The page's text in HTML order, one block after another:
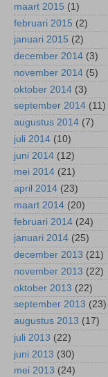
maart 2015 (1)
februari 2015 (2)
januari 2015 (2)
december 2014 (3)
november 2014 (5)
oktober 2014 (3)
september 2014 (11)
augustus 2014 (7)
juli 2014 (10)
juni 2014 (12)
mei 2014 (21)
april 2014 (23)
maart 2014 (20)
februari 2014 (24)
januari 2014 (25)
december 2013 (21)
november 2013 (22)
oktober 2013 (22)
september 2013 (23)
augustus 2013 (17)
juli 2013 (22)
juni 2013 (30)
mei 2013 (24)